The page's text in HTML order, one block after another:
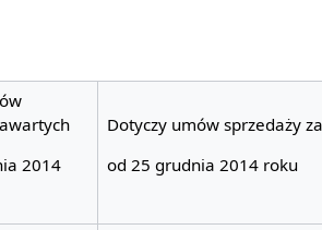
2014
Dotyczy umów sprzedaży
od 25 grudnia 2014 roku